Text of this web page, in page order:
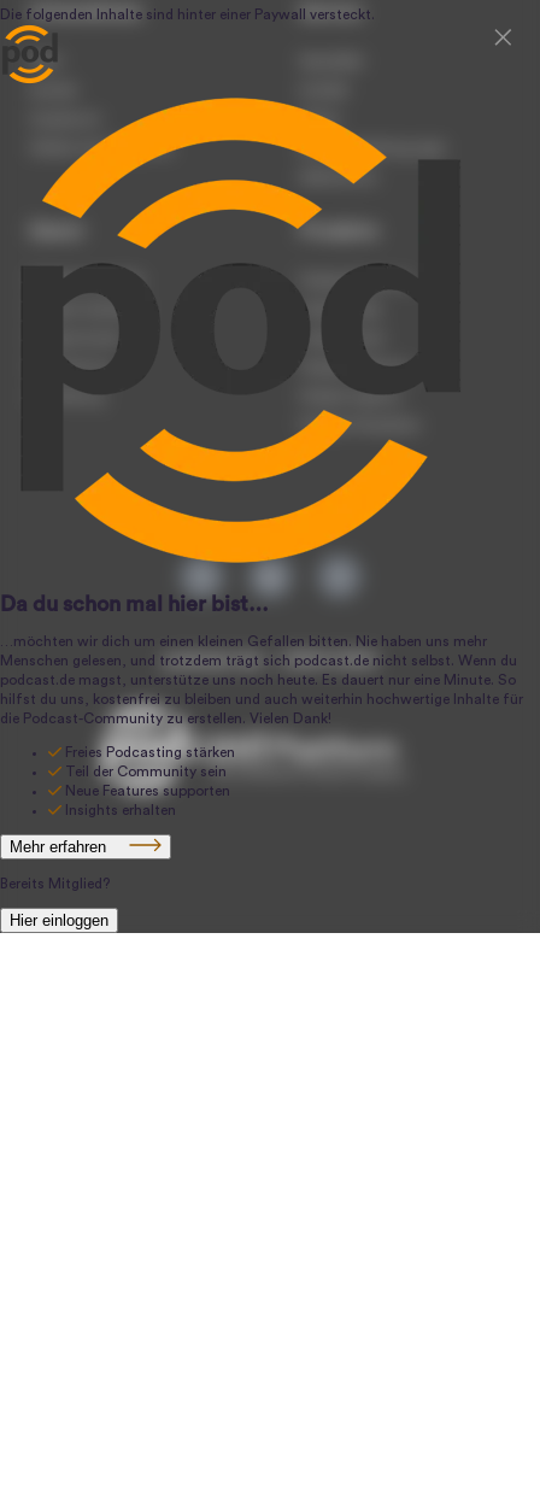
Unternehmen
Team
Werben auf podcast.de
Service
Presse
Nutzungsbedingungen
Datenschutz
Podcast anmelden
Podcast hochladen
Podcast-Events
Registrierung
Anmeldung
Produkte
Podcast-Beratung
Podcast-Jobs
Podcast-Push
Podcast-Werbung
Podcast-Agentur
Podcast-Produktion
podcast.de ~ 2004-2026